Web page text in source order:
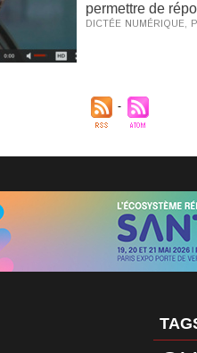
permettre de
DICTÉE NUMÉRIQUE,